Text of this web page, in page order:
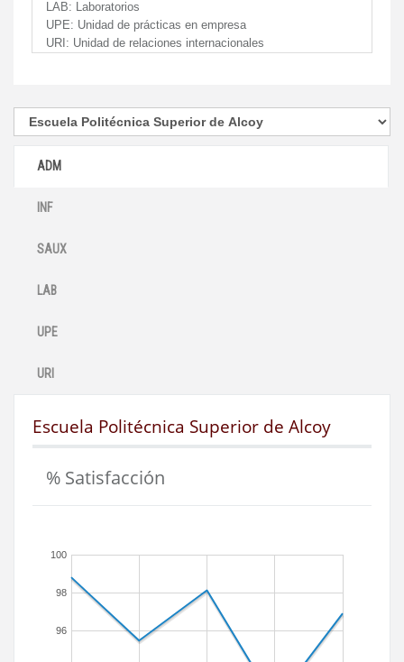
LAB: Laboratorios
UPE: Unidad de prácticas en empresa
URI: Unidad de relaciones internacionales
ADM
INF
SAUX
LAB
UPE
URI
Escuela Politécnica Superior de Alcoy
% Satisfacción
96
98
100